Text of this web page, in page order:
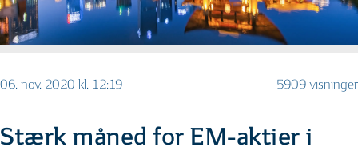
06. nov. 2020 kl. 12:19 5909 visninger
Stærk måned for EM-aktier i